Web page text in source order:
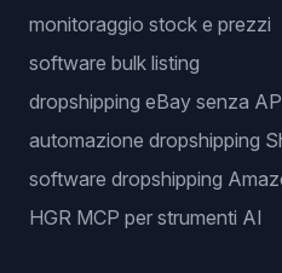
monitoraggio stock e prezzi
software bulk listing
dropshipping eBay senza
automazione dropshipping
software dropshipping
HGR MCP per strumenti AI